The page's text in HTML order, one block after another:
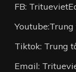
FB:
Tiktok: Trung
Email: